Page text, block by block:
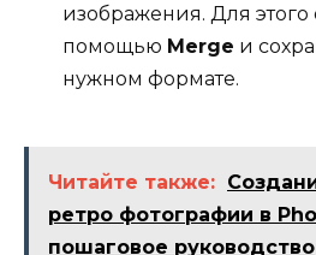
изображения. Для
помощью Merge и
нужном формате.
Читайте также:
ретро фотографии в
пошаговое руководство